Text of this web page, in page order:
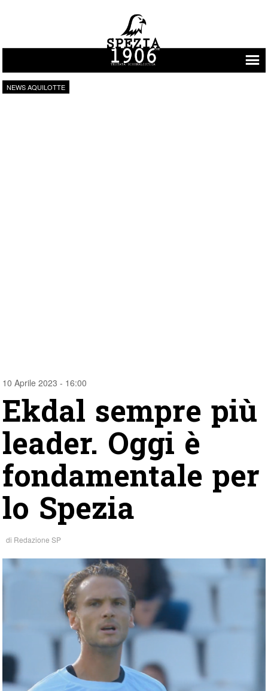
Vai al contenuto
NEWS AQUILOTTE
10 Aprile 2023 - 16:00
Ekdal sempre più
leader. Oggi è
fondamentale per
lo Spezia
di Redazione SP